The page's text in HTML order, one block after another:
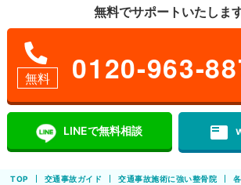
無料でサポートいたします
無料 0120-963-
LINEで無料相談 featured_play_list
TOP 交通事故ガイド 交通事故施術に強い整骨院